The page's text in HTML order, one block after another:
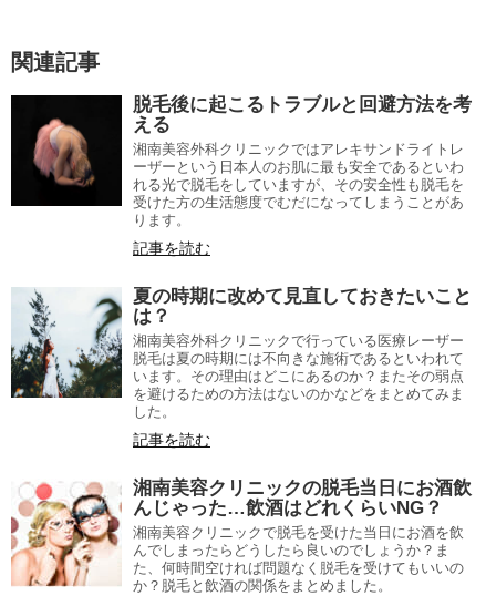
関連記事
脱毛後に起こるトラブルと回避方法を考
える
湘南美容外科クリニックではアレキサンドライトレ
ーザーという日本人のお肌に最も安全であるといわ
れる光で脱毛をしていますが、その安全性も脱毛を
受けた方の生活態度でむだになってしまうことがあ
ります。
記事を読む
夏の時期に改めて見直しておきたいこと
は？
湘南美容外科クリニックで行っている医療レーザー
脱毛は夏の時期には不向きな施術であるといわれて
います。その理由はどこにあるのか？またその弱点
を避けるための方法はないのかなどをまとめてみま
した。
記事を読む
湘南美容クリニックの脱毛当日にお酒飲
んじゃった…飲酒はどれくらいNG？
湘南美容クリニックで脱毛を受けた当日にお酒を飲
んでしまったらどうしたら良いのでしょうか？ま
た、何時間空ければ問題なく脱毛を受けてもいいの
か？脱毛と飲酒の関係をまとめました。